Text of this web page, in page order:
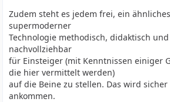
Zudem steht es jedem frei, ein
supermoderner
Technologie methodisch, didaktisch
nachvollziehbar
für Einsteiger (mit Kenntnissen einiger
die hier vermittelt werden)
auf die Beine zu stellen. Das wird
ankommen.